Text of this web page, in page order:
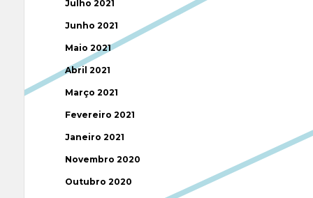
Julho 2021
Junho 2021
Maio 2021
Abril 2021
Março 2021
Fevereiro 2021
Janeiro 2021
Novembro 2020
Outubro 2020